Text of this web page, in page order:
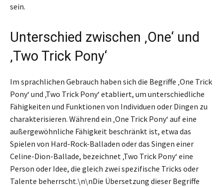
sein.
Unterschied zwischen ‚One‘ und
‚Two Trick Pony‘
Im sprachlichen Gebrauch haben sich die Begriffe ‚One Trick
Pony‘ und ‚Two Trick Pony‘ etabliert, um unterschiedliche
Fähigkeiten und Funktionen von Individuen oder Dingen zu
charakterisieren. Während ein ‚One Trick Pony‘ auf eine
außergewöhnliche Fähigkeit beschränkt ist, etwa das
Spielen von Hard-Rock-Balladen oder das Singen einer
Celine-Dion-Ballade, bezeichnet ‚Two Trick Pony‘ eine
Person oder Idee, die gleich zwei spezifische Tricks oder
Talente beherrscht.\n\nDie Übersetzung dieser Begriffe